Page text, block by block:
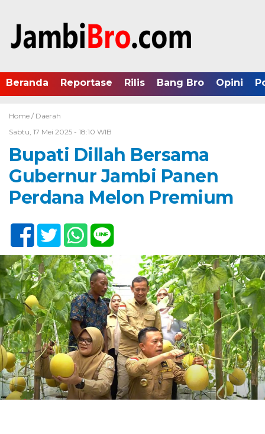
Beranda Reportase Rilis Bang Bro Opini
Home / Daerah
Sabtu, 17 Mei 2025 - 18:10 WIB
Bupati Dillah Bersama
Gubernur Jambi Panen
Perdana Melon Premium